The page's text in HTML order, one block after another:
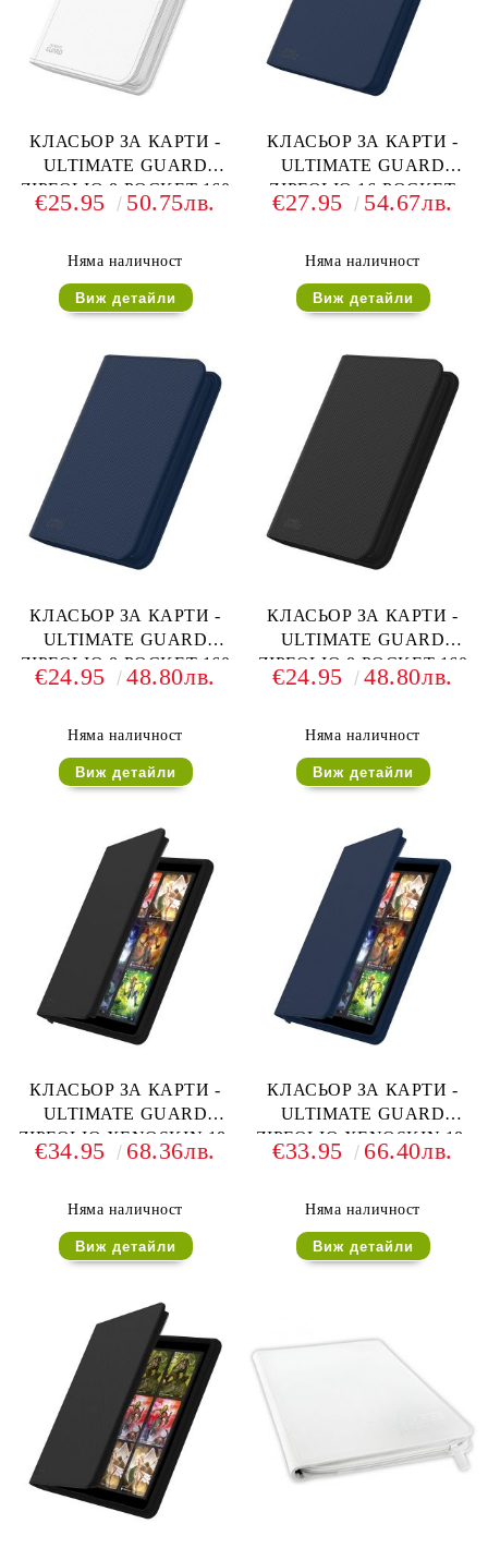
КЛАСЬОР ЗА КАРТИ -
ULTIMATE GUARD
ZIPFOLIO 8-POCKET 160
CARDS (за LCG, TCG и
€25.95 50.75лв.
Няма наличност
Виж детайли
КЛАСЬОР ЗА КАРТИ -
ULTIMATE GUARD
ZIPFOLIO 16-POCKET
320 CARDS (за LCG, TCG
€27.95 54.67лв.
Няма наличност
Виж детайли
КЛАСЬОР ЗА КАРТИ -
ULTIMATE GUARD
ZIPFOLIO 8-POCKET 160
CARDS (за LCG, TCG и
€24.95 48.80лв.
Няма наличност
Виж детайли
КЛАСЬОР ЗА КАРТИ -
ULTIMATE GUARD
ZIPFOLIO 8-POCKET 160
CARDS (за LCG, TCG и
€24.95 48.80лв.
Няма наличност
Виж детайли
КЛАСЬОР ЗА КАРТИ -
ULTIMATE GUARD
ZIPFOLIO XENOSKIN 18-
POCKET 360 CARDS (за
€34.95 68.36лв.
Няма наличност
Виж детайли
КЛАСЬОР ЗА КАРТИ -
ULTIMATE GUARD
ZIPFOLIO XENOSKIN 18-
POCKET 360 CARDS (за
€33.95 66.40лв.
Няма наличност
Виж детайли